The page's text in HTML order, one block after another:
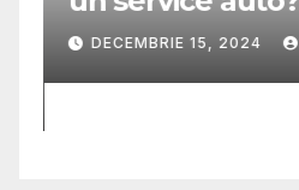
DECEMBRIE 15, 2024